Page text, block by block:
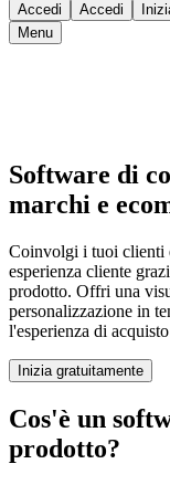
Accedi Accedi
Menu
Software di
marchi e
Coinvolgi i tuoi clienti
esperienza cliente
prodotto. Offri una
personalizzazione in
l'esperienza di
Inizia gratuitamente
Cos'è un
prodotto?